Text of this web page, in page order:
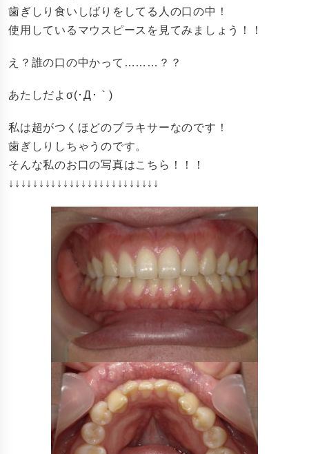
歯ぎしり食いしばりをしてる人の口の中！
使用しているマウスピースを見てみましょう！！
え？誰の口の中かって………？？
あたしだよσ(･Д･｀)
私は超がつくほどのブラキサーなのです！
歯ぎしりしちゃうのです。
そんな私のお口の写真はこちら！！！
↓↓↓↓↓↓↓↓↓↓↓↓↓↓↓↓↓↓↓↓↓↓↓↓↓